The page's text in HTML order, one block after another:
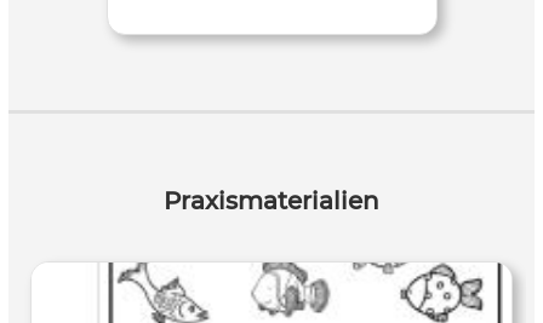
Praxismaterialien